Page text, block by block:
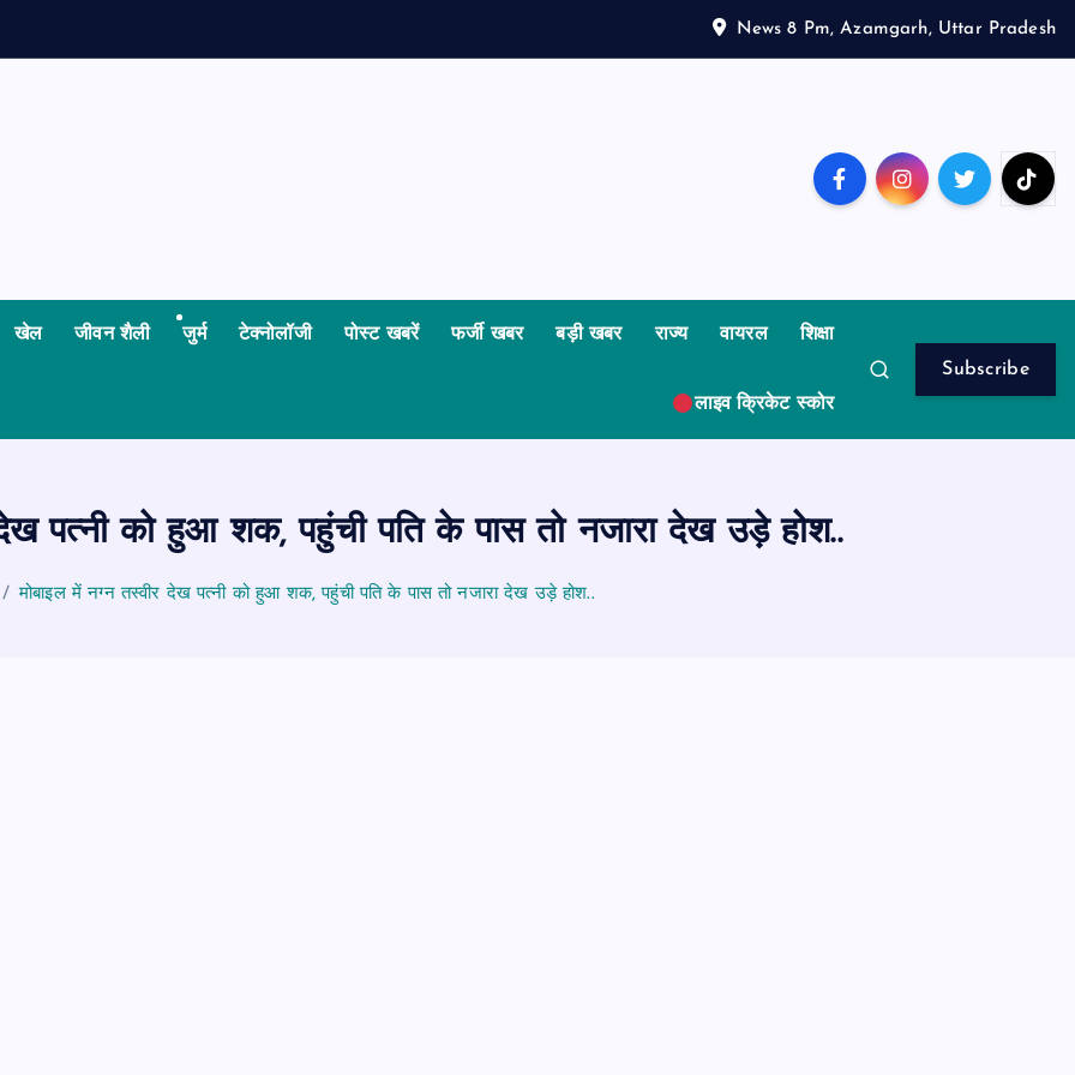
News 8 Pm, Azamgarh, Uttar Pradesh
खेल जीवन शैली जुर्म टेक्नोलॉजी पोस्ट खबरें फर्जी खबर बड़ी खबर राज्य वायरल शिक्षा
लाइव क्रिकेट स्कोर
Subscribe
पत्नी को हुआ शक, पहुंची पति के पास तो नजारा देख उड़े होश..
मोबाइल में नग्‍न तस्‍वीर देख पत्नी को हुआ शक, पहुंची पति के पास तो नजारा देख उड़े होश..